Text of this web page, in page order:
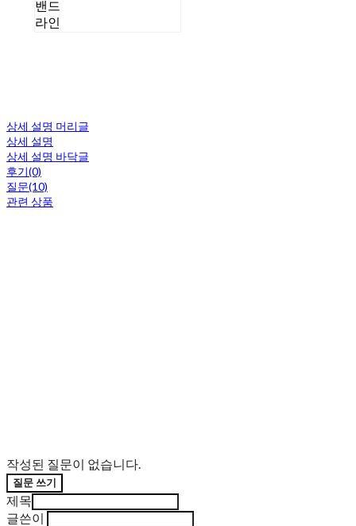
밴드
라인
상세 설명 머리글
상세 설명
상세 설명 바닥글
후기(0)
질문(10)
관련 상품
작성된 질문이 없습니다.
질문 쓰기
제목
글쓴이